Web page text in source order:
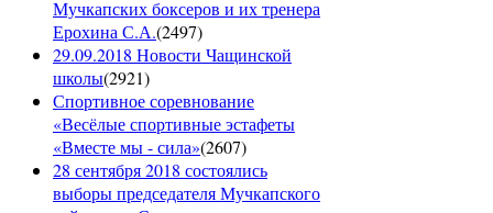
Мучкапских боксеров и их тренера
Ерохина С.А.(2497)
29.09.2018 Новости Чащинской
школы(2921)
Спортивное соревнование
«Весёлые спортивные эстафеты
«Вместе мы - сила»(2607)
28 сентября 2018 состоялись
выборы председателя Мучкапского